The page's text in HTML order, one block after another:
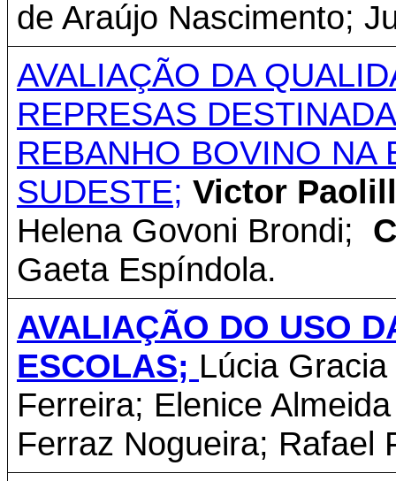
de Araújo Nascimento;
AVALIAÇÃO DA
REPRESAS
REBANHO BOVINO NA
SUDESTE; Victor
Helena Govoni Brondi;
Gaeta Espíndola.
AVALIAÇÃO DO USO
ESCOLAS; Lúcia
Ferreira; Elenice
Ferraz Nogueira; Rafael